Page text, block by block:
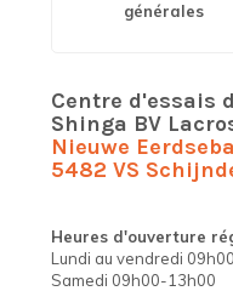
générales
Centre d'essais
Shinga BV
Nieuwe
5482 VS
Heures d'ouverture
Lundi au vendredi
Samedi 09h00-13h00